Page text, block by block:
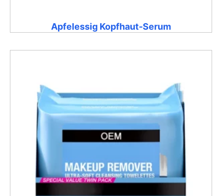
Apfelessig Kopfhaut-Serum